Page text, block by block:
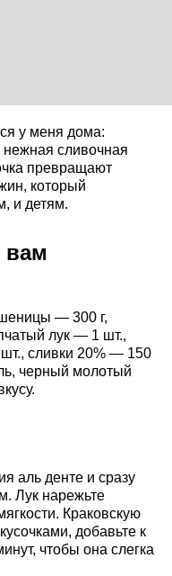
у меня дома:
нежная сливочная
превращают
который
и детям.
вам
— 300 г,
лук — 1 шт.,
сливки 20% — 150
черный молотый
аль денте и сразу
Лук нарежьте
Краковскую
добавьте к
чтобы она слегка